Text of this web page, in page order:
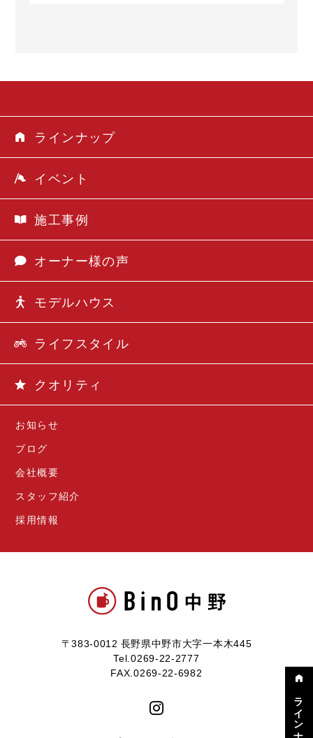
〒383-0012 長野県中野市大字一本木445
Tel.0269-22-2777
FAX.0269-22-6982
お知らせ
ブログ
会社概要
スタッフ紹介
採用情報
ラインナップ
イベント
施工事例
オーナー様の声
モデルハウス
ライフスタイル
クオリティ